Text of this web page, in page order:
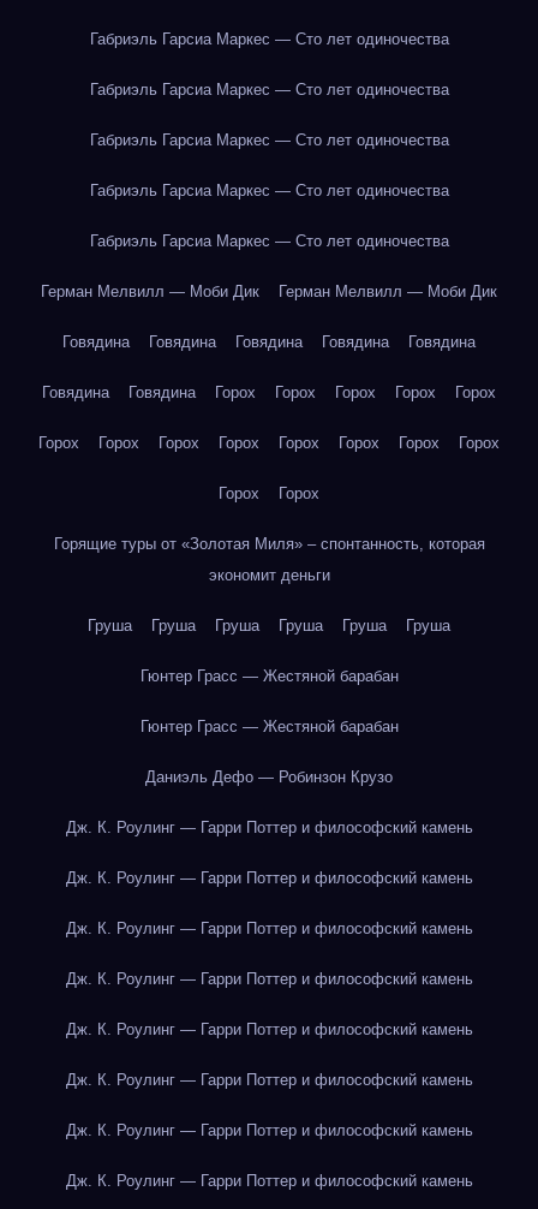
Габриэль Гарсиа Маркес — Сто лет одиночества
Габриэль Гарсиа Маркес — Сто лет одиночества
Габриэль Гарсиа Маркес — Сто лет одиночества
Габриэль Гарсиа Маркес — Сто лет одиночества
Габриэль Гарсиа Маркес — Сто лет одиночества
Герман Мелвилл — Моби Дик Герман Мелвилл — Моби Дик
Говядина Говядина Говядина Говядина Говядина
Говядина Говядина Горох Горох Горох Горох Горох
Горох Горох Горох Горох Горох Горох Горох Горох
Горох Горох
Горящие туры от «Золотая Миля» – спонтанность, которая
экономит деньги
Груша Груша Груша Груша Груша Груша
Гюнтер Грасс — Жестяной барабан
Гюнтер Грасс — Жестяной барабан
Даниэль Дефо — Робинзон Крузо
Дж. К. Роулинг — Гарри Поттер и философский камень
Дж. К. Роулинг — Гарри Поттер и философский камень
Дж. К. Роулинг — Гарри Поттер и философский камень
Дж. К. Роулинг — Гарри Поттер и философский камень
Дж. К. Роулинг — Гарри Поттер и философский камень
Дж. К. Роулинг — Гарри Поттер и философский камень
Дж. К. Роулинг — Гарри Поттер и философский камень
Дж. К. Роулинг — Гарри Поттер и философский камень